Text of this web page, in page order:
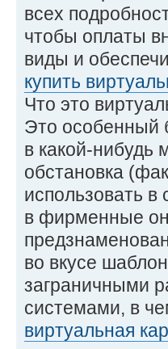
всех
чтобы оплаты
виды и
купить
Что это
Это особенный
в какой-нибудь
обстановка
использовать в
в фирменные
во вкусе
заграничными
системами, в
виртуальная